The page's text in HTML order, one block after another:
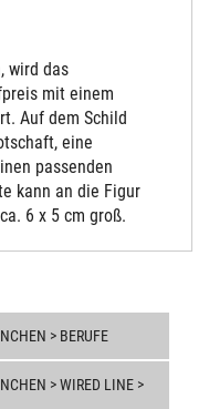
wird das
mit einem
Auf dem Schild
eine
passenden
kann an die Figur
6 x 5 cm groß.
> BERUFE
> WIRED LINE >